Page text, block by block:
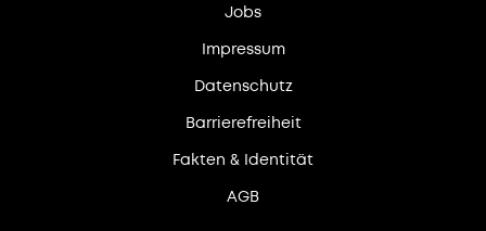
Jobs
Impressum
Datenschutz
Barrierefreiheit
Fakten & Identität
AGB